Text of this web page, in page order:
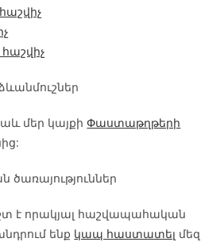
մեր կայքիՓաստաթղթերի
է որակյալ հաշվապահական
ենք կապ հաստատել մեզ